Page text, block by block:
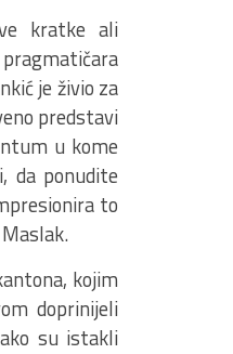
kratke ali
je živio za
predstavi
u kome
da ponudite
to
kojim
doprinijeli
su istakli